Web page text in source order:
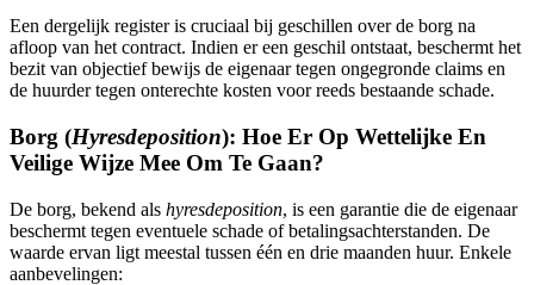
Een dergelijk register is cruciaal bij geschillen over de borg na
afloop van het contract. Indien er een geschil ontstaat, beschermt het
bezit van objectief bewijs de eigenaar tegen ongegronde claims en
de huurder tegen onterechte kosten voor reeds bestaande schade.
Borg (Hyresdeposition): Hoe Er Op Wettelijke En
Veilige Wijze Mee Om Te Gaan?
De borg, bekend als hyresdeposition, is een garantie die de eigenaar
beschermt tegen eventuele schade of betalingsachterstanden. De
waarde ervan ligt meestal tussen één en drie maanden huur. Enkele
aanbevelingen: